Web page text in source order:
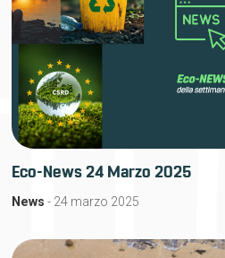
Eco-News 24 Marzo 2025
News - 24 marzo 2025